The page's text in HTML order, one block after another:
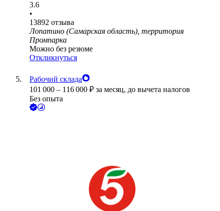
3.6
•
13892 отзыва
Лопатино (Самарская область), территория
Промпарка
Можно без резюме
Откликнуться
Рабочий склада
101 000 – 116 000 ₽ за месяц, до вычета налогов
Без опыта